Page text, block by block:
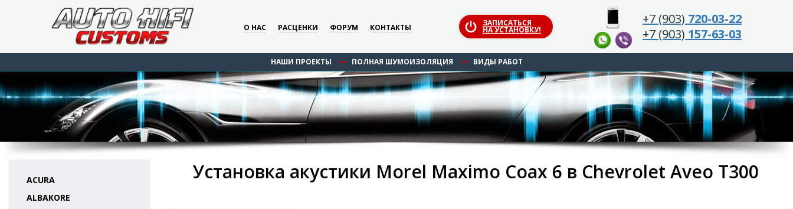
О НАС РАСЦЕНКИ ФОРУМ КОНТАКТЫ ЗАПИСАТЬСЯ
НА УСТАНОВКУ!
+7 (903) 720-03-22
+7 (903) 157-63-03
НАШИ ПРОЕКТЫ ПОЛНАЯ ШУМОИЗОЛЯЦИЯ ВИДЫ РАБОТ
ACURA
ALBAKORE
Установка акустики Morel Maximo Coax 6 в Chevrolet Aveo T300